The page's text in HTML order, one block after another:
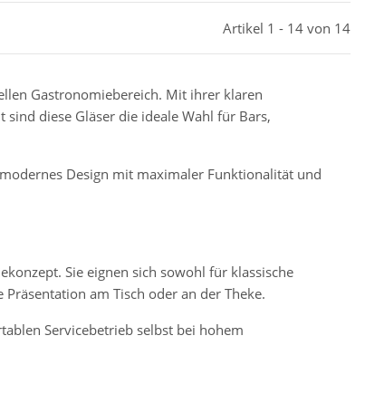
Artikel 1 - 14 von 14
Gastronomiebereich. Mit ihrer klaren
diese Gläser die ideale Wahl für Bars,
Design mit maximaler Funktionalität und
Sie eignen sich sowohl für klassische
am Tisch oder an der Theke.
Servicebetrieb selbst bei hohem